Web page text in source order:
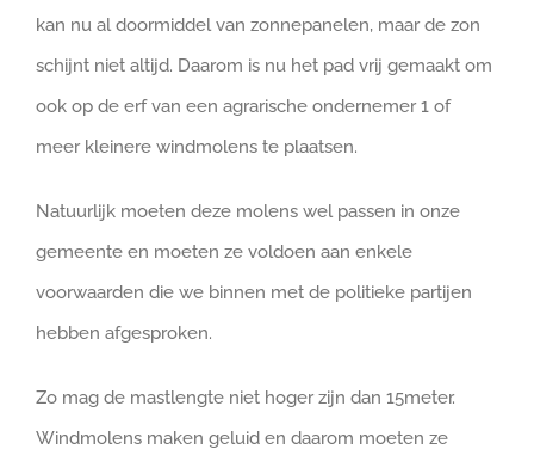
kan nu al doormiddel van zonnepanelen, maar de zon
schijnt niet altijd. Daarom is nu het pad vrij gemaakt om
ook op de erf van een agrarische ondernemer 1 of
meer kleinere windmolens te plaatsen.
Natuurlijk moeten deze molens wel passen in onze
gemeente en moeten ze voldoen aan enkele
voorwaarden die we binnen met de politieke partijen
hebben afgesproken.
Zo mag de mastlengte niet hoger zijn dan 15meter.
Windmolens maken geluid en daarom moeten ze